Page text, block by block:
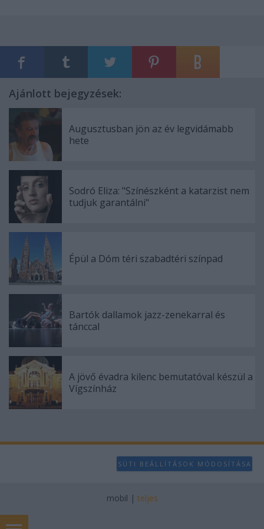
Ajánlott bejegyzések:
Augusztusban jön az év legvidámabb
hete
Sodró Eliza: "Színészként a katarzist nem
tudjuk garantálni"
Épül a Dóm téri szabadtéri színpad
Bartók dallamok jazz-zenekarral és
tánccal
A jövő évadra kilenc bemutatóval készül a
Vígszínház
SÜTI BEÁLLÍTÁSOK MÓDOSÍTÁSA
mobil | teljes